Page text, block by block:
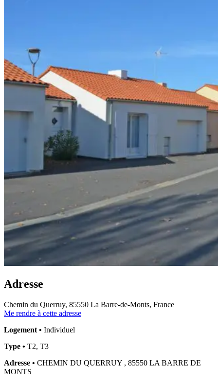
Adresse
Chemin du Querruy, 85550 La Barre-de-Monts, France
Me rendre à cette adresse
Logement • Individuel
Type • T2, T3
Adresse • CHEMIN DU QUERRUY , 85550 LA BARRE DE
MONTS